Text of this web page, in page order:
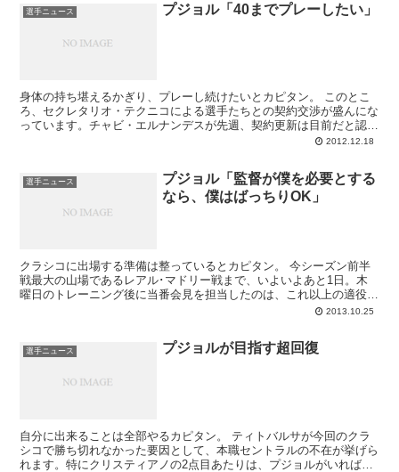
選手ニュース プジョル「40までプレーしたい」
身体の持ち堪えるかぎり、プレーし続けたいとカピタン。 このとこ
ろ、セクレタリオ・テクニコによる選手たちとの契約交渉が盛んにな
っています。チャビ・エルナンデスが先週、契約更新は目前だと認め
2012.12.18
選手ニュース
プジョル「監督が僕を必要とする
なら、僕はばっちりOK」
クラシコに出場する準備は整っているとカピタン。 今シーズン前半
戦最大の山場であるレアル･マドリー戦まで、いよいよあと1日。木
曜日のトレーニング後に当番会見を担当したのは、これ以上の適役は
2013.10.25
選手ニュース プジョルが目指す超回復
自分に出来ることは全部やるカピタン。 ティトバルサが今回のクラ
シコで勝ち切れなかった要因として、本職セントラルの不在が挙げら
れます。特にクリスティアノの2点目あたりは、プジョルがいれば避